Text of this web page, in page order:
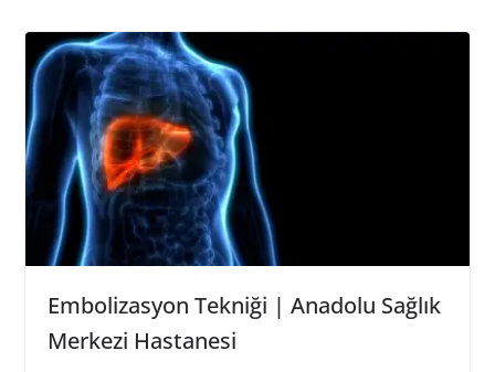
Embolizasyon Tekniği | Anadolu Sağlık
Merkezi Hastanesi